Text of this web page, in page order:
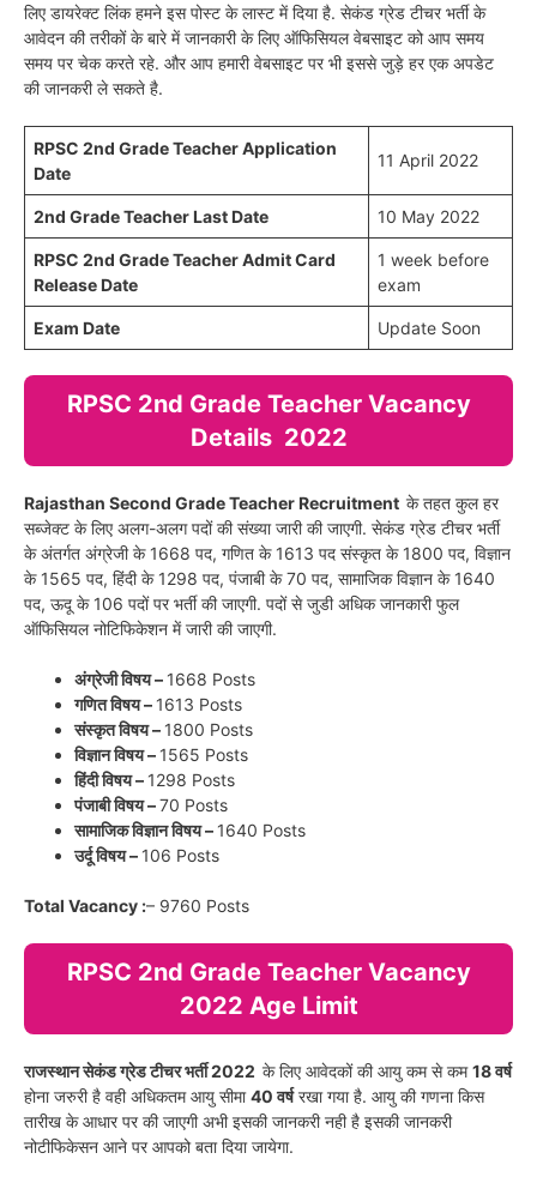
लिए डायरेक्ट लिंक हमने इस पोस्ट के लास्ट में दिया है. सेकंड ग्रेड टीचर भर्ती के
आवेदन की तरीकों के बारे में जानकारी के लिए ऑफिसियल वेबसाइट को आप समय
समय पर चेक करते रहे. और आप हमारी वेबसाइट पर भी इससे जुड़े हर एक अपडेट
की जानकरी ले सकते है.
RPSC 2nd Grade Teacher Application
Date
11 April 2022
2nd Grade Teacher Last Date 10 May 2022
RPSC 2nd Grade Teacher Admit Card
Release Date
1 week before
exam
Exam Date Update Soon
RPSC 2nd Grade Teacher Vacancy
Details 2022
Rajasthan Second Grade Teacher Recruitment के तहत कुल हर
सब्जेक्ट के लिए अलग-अलग पदों की संख्या जारी की जाएगी. सेकंड ग्रेड टीचर भर्ती
के अंतर्गत अंग्रेजी के 1668 पद, गणित के 1613 पद संस्कृत के 1800 पद, विज्ञान
के 1565 पद, हिंदी के 1298 पद, पंजाबी के 70 पद, सामाजिक विज्ञान के 1640
पद, ऊदू के 106 पदों पर भर्ती की जाएगी. पदों से जुडी अधिक जानकारी फुल
ऑफिसियल नोटिफिकेशन में जारी की जाएगी.
अंग्रेजी विषय – 1668 Posts
गणित विषय – 1613 Posts
संस्कृत विषय – 1800 Posts
विज्ञान विषय – 1565 Posts
हिंदी विषय – 1298 Posts
पंजाबी विषय –70 Posts
सामाजिक विज्ञान विषय – 1640 Posts
उर्दू विषय – 106 Posts
Total Vacancy :– 9760 Posts
RPSC 2nd Grade Teacher Vacancy
2022 Age Limit
राजस्थान सेकंड ग्रेड टीचर भर्ती 2022 के लिए आवेदकों की आयु कम से कम18 वर्ष
होना जरुरी है वही अधिकतम आयु सीमा40 वर्षरखा गया है. आयु की गणना किस
तारीख के आधार पर की जाएगी अभी इसकी जानकरी नही है इसकी जानकरी
नोटीफिकेसन आने पर आपको बता दिया जायेगा.